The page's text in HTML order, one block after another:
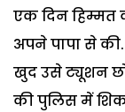
एक दिन
अपने पापा से
खुद उसे ट्यूशन
की पुलिस में